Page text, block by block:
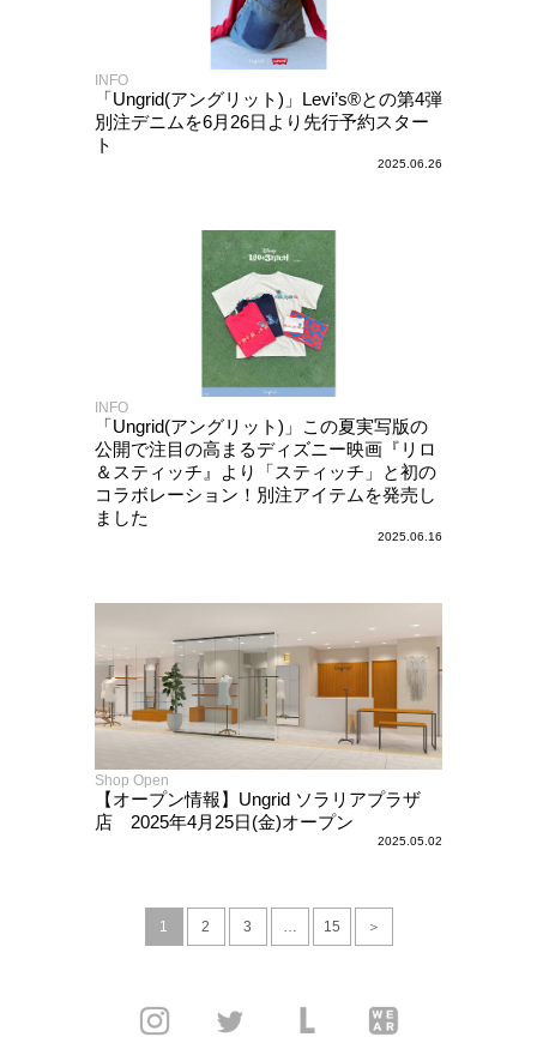
INFO
「Ungrid(アングリット)」Levi’s®との第4弾
別注デニムを6月26日より先行予約スター
ト
2025.06.26
INFO
「Ungrid(アングリット)」この夏実写版の
公開で注目の高まるディズニー映画『リロ
＆スティッチ』より「スティッチ」と初の
コラボレーション！別注アイテムを発売し
ました
2025.06.16
Shop Open
【オープン情報】Ungrid ソラリアプラザ
店 2025年4月25日(金)オープン
2025.05.02
1 2 3 15 ＞